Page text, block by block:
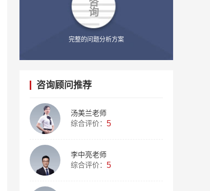
询
完整的问题分析方案
咨询顾问推荐
汤美兰老师
综合评价： 5
李中亮老师
综合评价： 5